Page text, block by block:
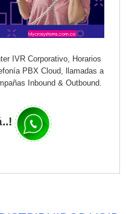
IVR Corporativo, Horarios
PBX Cloud, llamadas a
Inbound & Outbound.